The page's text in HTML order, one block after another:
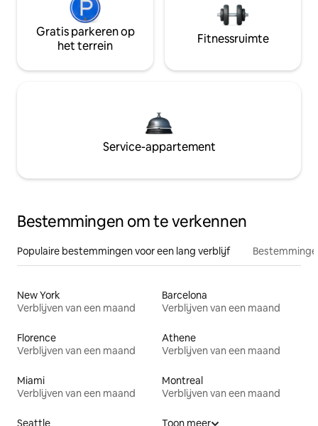
Gratis parkeren op
het terrein
Fitnessruimte
Service-appartement
Bestemmingen om te verkennen
Populaire bestemmingen voor een lang verblijf
New York
Verblijven van een maand
Barcelona
Verblijven van een maand
Florence
Verblijven van een maand
Athene
Verblijven van een maand
Miami
Verblijven van een maand
Montreal
Verblijven van een maand
Seattle Toon meer